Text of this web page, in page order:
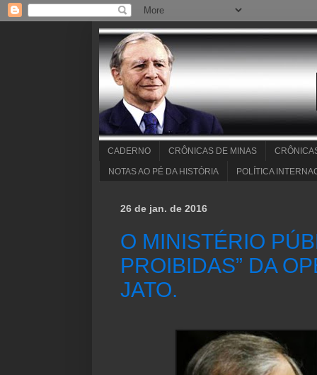
CADERNO CRÔNICAS DE MINAS
NOTAS AO PÉ DA HISTÓRIA POLÍTICA
26 de jan. de 2016
O MINISTÉRIO
PROIBIDAS” DA
JATO.